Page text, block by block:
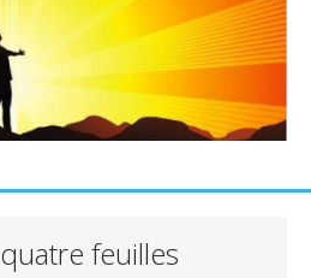
feuilles